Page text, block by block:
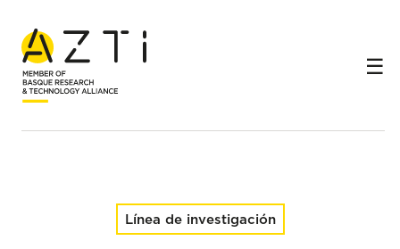
Inicio
Líneas de investigación
Gestión ambiental de mares y costas
Línea de investigación